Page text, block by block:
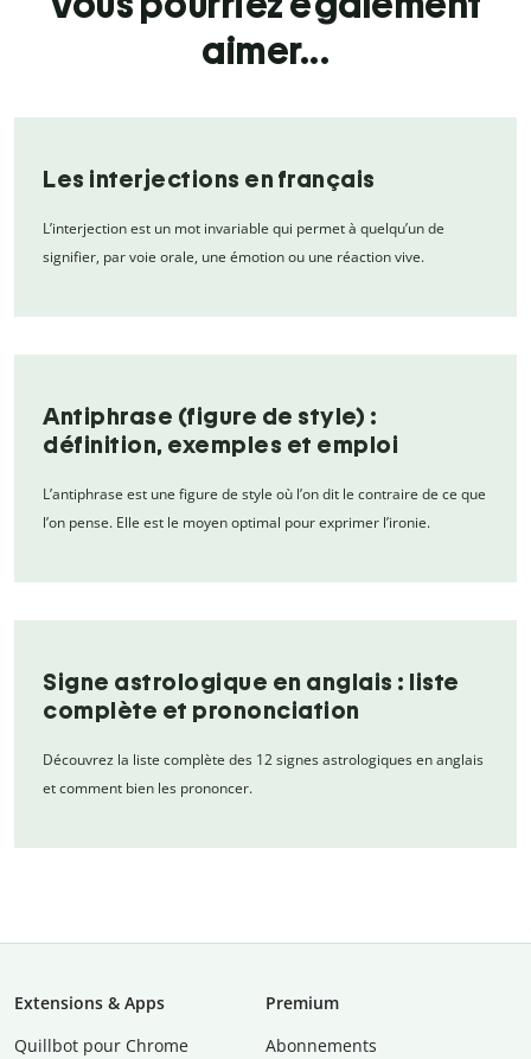
aimer...
Les interjections en français
L’interjection est un mot invariable qui permet à quelqu’un de
signifier, par voie orale, une émotion ou une réaction vive.
Antiphrase (figure de style) :
définition, exemples et emploi
L’antiphrase est une figure de style où l’on dit le contraire de ce que
l’on pense. Elle est le moyen optimal pour exprimer l’ironie.
Signe astrologique en anglais : liste
complète et prononciation
Découvrez la liste complète des 12 signes astrologiques en anglais
et comment bien les prononcer.
Extensions & Apps
Quillbot pour Chrome
Premium
Abonnements